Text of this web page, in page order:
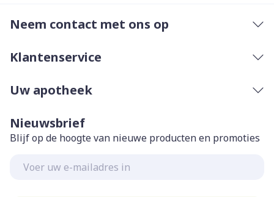
Neem contact met ons op
Klantenservice
Uw apotheek
Nieuwsbrief
Blijf op de hoogte van nieuwe producten en promoties